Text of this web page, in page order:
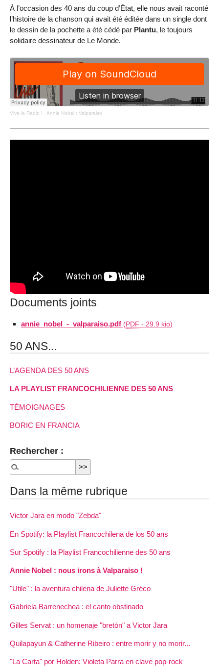
À l’occasion des 40 ans du coup d’État, elle nous avait raconté
l’histoire de la chanson qui avait été éditée dans un single dont
le dessin de la pochette a été cédé par Plantu, le toujours
solidaire dessinateur de Le Monde.
Vive la Radio ! · Annie Nobel : Valparaiso
Documents joints
annie_nobel_-_valparaiso.pdf (PDF - 29.9 kio)
50 ANS...
L’AGENDA DES 50 ANS
LA PLAYLIST FRANCOCHILIENNE DES 50 ANS
TÉMOIGNAGES
BORIC EN FRANCIA
Rechercher :
Dans la même rubrique
Victor Jara en modo "Zebda"
En Spotify: la Playlist Francochilena de los 50 ans
Sur Spotify : la Playlist Francochilienne des 50 ans
Annie Nobel : nous irons à Valparaiso !
"Utile" : la aventura chilena de Juliette Gréco
Gabriela Barrenechea : el canto obstinado
Gilles Servat : un homenaje "bretón" a Victor Jara
Quilapayun & Catherine Ribeiro : entre morir y no morir...
"La Carta" por Holden: Violeta Parra en clave pop-rock